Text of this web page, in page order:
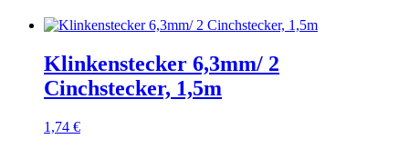
Klinkenstecker 6,3mm/ 2
Cinchstecker, 1,5m
1,74 €